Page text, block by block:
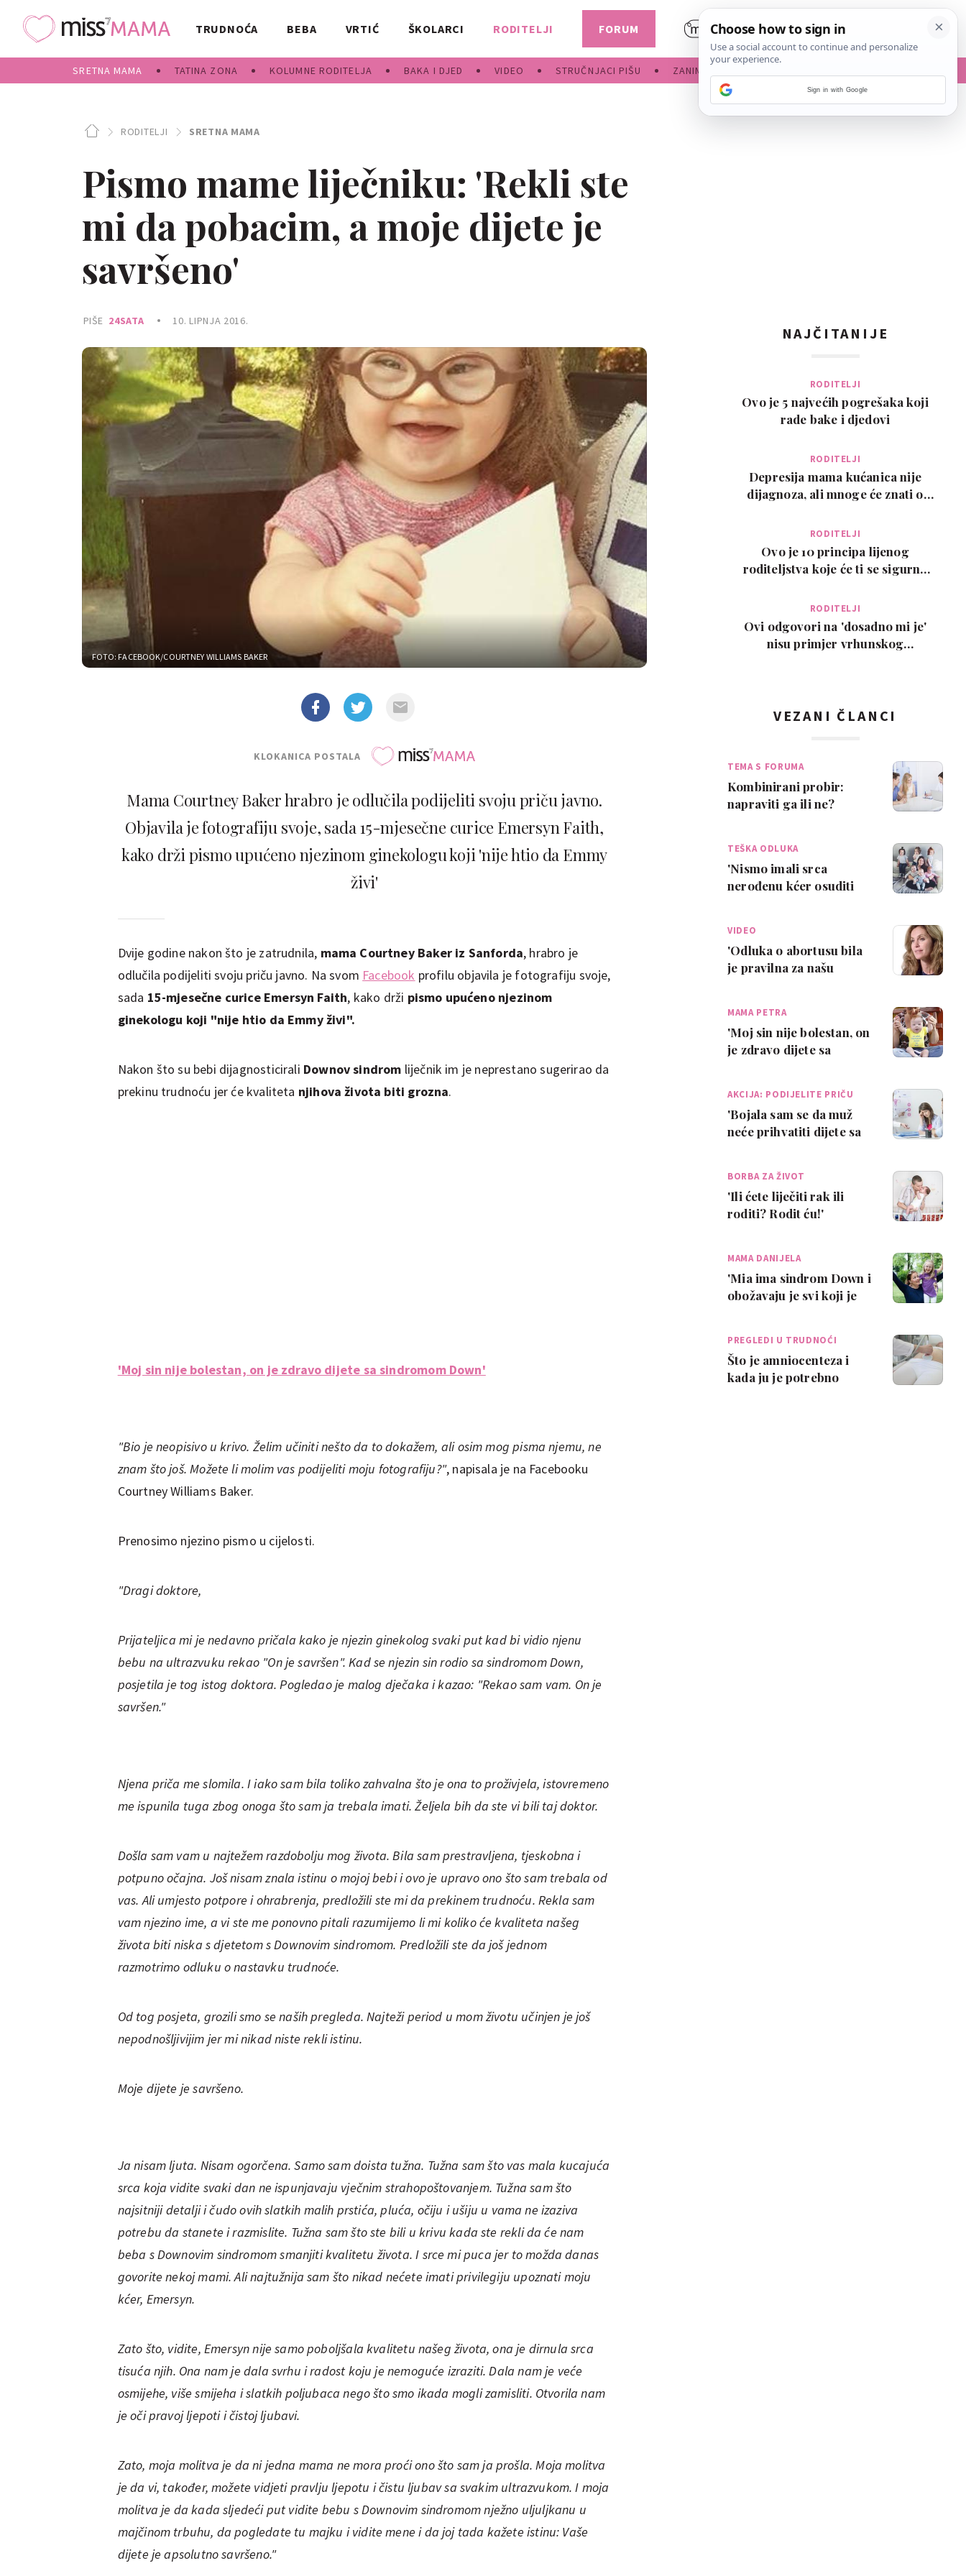
TRUDNOĆA BEBA VRTIĆ ŠKOLARCI RODITELJI
SRETNA MAMA TATINA ZONA KOLUMNE RODITELJA BAKA I DJED VIDEO STRUČNJACI PIŠU ZANIMLJIVOSTI
FORUM
RODITELJI SRETNA MAMA
Pismo mame liječniku: 'Rekli ste
mi da pobacim, a moje dijete je
savršeno'
PIŠE 24SATA 10. LIPNJA 2016.
FOTO: FACEBOOK/COURTNEY WILLIAMS BAKER
KLOKANICA POSTALA
Mama Courtney Baker hrabro je odlučila podijeliti svoju priču javno.
Objavila je fotografiju svoje, sada 15-mjesečne curice Emersyn Faith,
kako drži pismo upućeno njezinom ginekologu koji 'nije htio da Emmy
živi'
Dvije godine nakon što je zatrudnila, mama Courtney Baker iz Sanforda, hrabro je
odlučila podijeliti svoju priču javno. Na svom Facebook profilu objavila je fotografiju svoje,
sada 15-mjesečne curice Emersyn Faith, kako drži pismo upućeno njezinom
ginekologu koji "nije htio da Emmy živi".
Nakon što su bebi dijagnosticirali Downov sindrom liječnik im je neprestano sugerirao da
prekinu trudnoću jer će kvaliteta njihova života biti grozna.
'Moj sin nije bolestan, on je zdravo dijete sa sindromom Down'
"Bio je neopisivo u krivo. Želim učiniti nešto da to dokažem, ali osim mog pisma njemu, ne
znam što još. Možete li molim vas podijeliti moju fotografiju?", napisala je na Facebooku
Courtney Williams Baker.
Prenosimo njezino pismo u cijelosti.
"Dragi doktore,
Prijateljica mi je nedavno pričala kako je njezin ginekolog svaki put kad bi vidio njenu
bebu na ultrazvuku rekao "On je savršen". Kad se njezin sin rodio sa sindromom Down,
posjetila je tog istog doktora. Pogledao je malog dječaka i kazao: "Rekao sam vam. On je
savršen."
Njena priča me slomila. I iako sam bila toliko zahvalna što je ona to proživjela, istovremeno
me ispunila tuga zbog onoga što sam ja trebala imati. Željela bih da ste vi bili taj doktor.
Došla sam vam u najtežem razdobolju mog života. Bila sam prestravljena, tjeskobna i
potpuno očajna. Još nisam znala istinu o mojoj bebi i ovo je upravo ono što sam trebala od
vas. Ali umjesto potpore i ohrabrenja, predložili ste mi da prekinem trudnoću. Rekla sam
vam njezino ime, a vi ste me ponovno pitali razumijemo li mi koliko će kvaliteta našeg
života biti niska s djetetom s Downovim sindromom. Predložili ste da još jednom
razmotrimo odluku o nastavku trudnoće.
Od tog posjeta, grozili smo se naših pregleda. Najteži period u mom životu učinjen je još
nepodnošljivijim jer mi nikad niste rekli istinu.
Moje dijete je savršeno.
Ja nisam ljuta. Nisam ogorčena. Samo sam doista tužna. Tužna sam što vas mala kucajuća
srca koja vidite svaki dan ne ispunjavaju vječnim strahopoštovanjem. Tužna sam što
najsitniji detalji i čudo ovih slatkih malih prstića, pluća, očiju i ušiju u vama ne izaziva
potrebu da stanete i razmislite. Tužna sam što ste bili u krivu kada ste rekli da će nam
beba s Downovim sindromom smanjiti kvalitetu života. I srce mi puca jer to možda danas
govorite nekoj mami. Ali najtužnija sam što nikad nećete imati privilegiju upoznati moju
kćer, Emersyn.
Zato što, vidite, Emersyn nije samo poboljšala kvalitetu našeg života, ona je dirnula srca
tisuća njih. Ona nam je dala svrhu i radost koju je nemoguće izraziti. Dala nam je veće
osmijehe, više smijeha i slatkih poljubaca nego što smo ikada mogli zamisliti. Otvorila nam
je oči pravoj ljepoti i čistoj ljubavi.
Zato, moja molitva je da ni jedna mama ne mora proći ono što sam ja prošla. Moja molitva
je da vi, također, možete vidjeti pravlju ljepotu i čistu ljubav sa svakim ultrazvukom. I moja
molitva je da kada sljedeći put vidite bebu s Downovim sindromom nježno uljuljkanu u
majčinom trbuhu, da pogledate tu majku i vidite mene i da joj tada kažete istinu: Vaše
dijete je apsolutno savršeno."
NAJČITANIJE
RODITELJI
Ovo je 5 najvećih pogrešaka koji
rade bake i djedovi
RODITELJI
Depresija mama kućanica nije
dijagnoza, ali mnoge će znati o
RODITELJI
Ovo je 10 principa lijenog
roditeljstva koje će ti se sigurno
RODITELJI
Ovi odgovori na 'dosadno mi je'
nisu primjer vrhunskog
VEZANI ČLANCI
TEMA S FORUMA
Kombinirani probir:
napraviti ga ili ne?
TEŠKA ODLUKA
'Nismo imali srca
nerođenu kćer osuditi
VIDEO
'Odluka o abortusu bila
je pravilna za našu
MAMA PETRA
'Moj sin nije bolestan, on
je zdravo dijete sa
AKCIJA: PODIJELITE PRIČU
'Bojala sam se da muž
neće prihvatiti dijete sa
BORBA ZA ŽIVOT
'Ili ćete liječiti rak ili
roditi? Rodit ću!'
MAMA DANIJELA
'Mia ima sindrom Down i
obožavaju je svi koji je
PREGLEDI U TRUDNOĆI
Što je amniocenteza i
kada ju je potrebno
Sign in with Google